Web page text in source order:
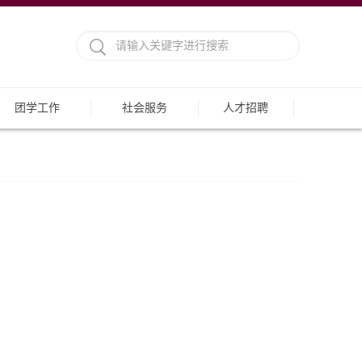
团学工作 社会服务 人才招聘